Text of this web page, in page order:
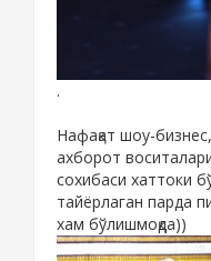
.
Нафақат шоу-
ахборот воситалари
сохибаси хаттоки
тайёрлаган парда
хам бўлишмоқда))